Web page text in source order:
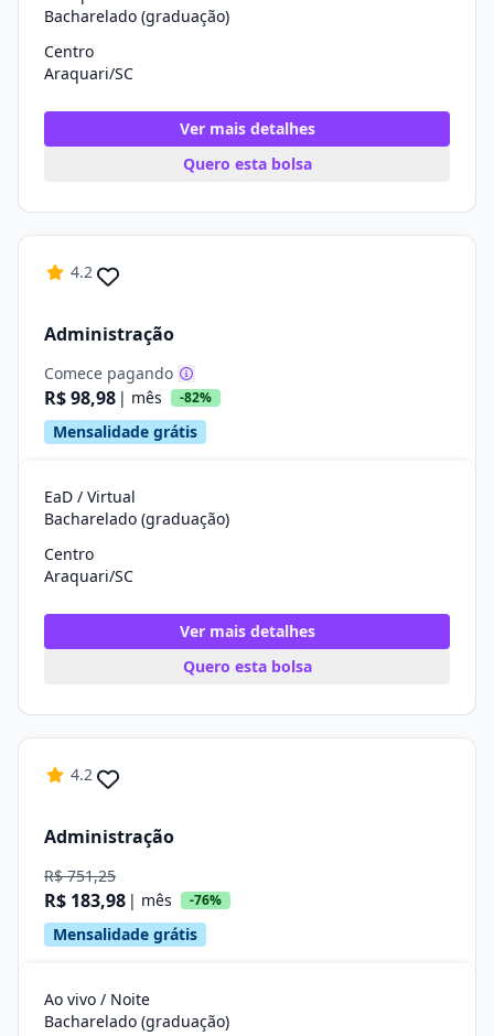
Bacharelado (graduação)
Centro
Araquari/SC
Ver mais detalhes
Quero esta bolsa
4.2
Administração
Comece pagando
R$ 98,98 | mês -82%
Mensalidade grátis
EaD / Virtual
Bacharelado (graduação)
Centro
Araquari/SC
Ver mais detalhes
Quero esta bolsa
4.2
Administração
R$ 751,25
R$ 183,98 | mês -76%
Mensalidade grátis
Ao vivo / Noite
Bacharelado (graduação)